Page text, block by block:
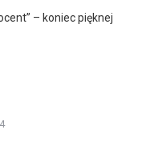
– koniec pięknej